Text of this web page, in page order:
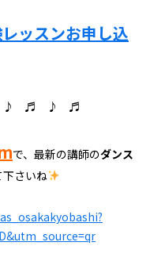
ッスンお申し込
♬ ♪ ♬
で、最新の講師のダンス
さいね